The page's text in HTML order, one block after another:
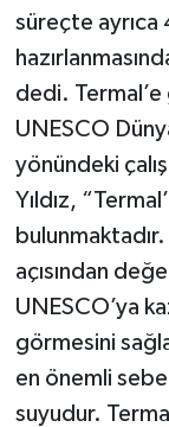
süreçte ayrıca
dedi. Termal’e
UNESCO
yönündeki
Yıldız,
açısından
UNESCO’ya
görmesini
en önemli
suyudur.